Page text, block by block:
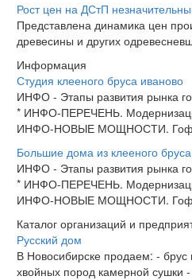
Рост цен на ДСтП
Представлена динамика цен
древесины и других
Информация
Студия клееного бруса иваново
ИНФО - Этапы развития рынка
* ИНФО-ПЕРЕЧЕНЬ.
ИНФО-НОВЫЕ МОЩНОСТИ.
Большие дома из клееного бруса
ИНФО - Этапы развития рынка
* ИНФО-ПЕРЕЧЕНЬ.
ИНФО-НОВЫЕ МОЩНОСТИ.
Каталог организаций и
Русский дом
В Новосибирске продаем: -
хвойных пород камерной сушки